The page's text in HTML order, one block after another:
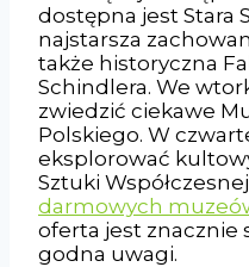
dostępna jest Stara
najstarsza
także historyczna
Schindlera. We
zwiedzić ciekawe
Polskiego. W
eksplorować
Sztuki
darmowych
oferta jest znacznie
godna uwagi.